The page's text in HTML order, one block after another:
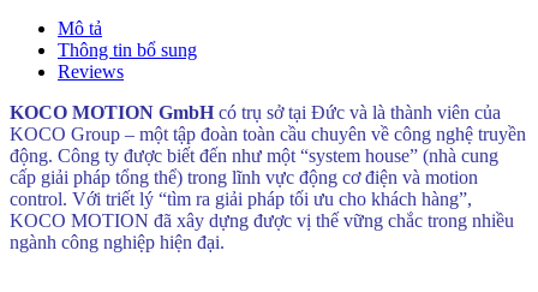
Việt
Nam
quantity
Mô tả
Thông tin bổ sung
Reviews
KOCO MOTION GmbH có trụ sở tại Đức và là thành viên của
KOCO Group – một tập đoàn toàn cầu chuyên về công nghệ truyền
động. Công ty được biết đến như một “system house” (nhà cung
cấp giải pháp tổng thể) trong lĩnh vực động cơ điện và motion
control. Với triết lý “tìm ra giải pháp tối ưu cho khách hàng”,
KOCO MOTION đã xây dựng được vị thế vững chắc trong nhiều
ngành công nghiệp hiện đại.